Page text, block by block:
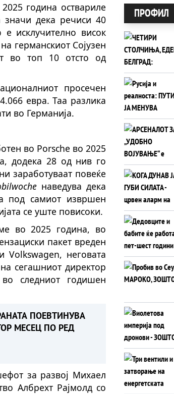
година оствариле
дека речиси 40
исклучително висок
германскиот Сојузен
во топ 10 отсто од
просечен
евра. Таа разлика
во Германија.
во Porsche во 2025
додека 28 од нив го
заработуваат повеќе
наведува дека
под самиот извршен
се уште повисоки.
во 2025 година, во
пакет вреден
неговата
сегашниот директор
следниот годишен
ПОЕВТИНУВА
МЕСЕЦ ПО РЕД
за развој Михаел
Албрехт Рајмолд со
ПРОФИЛ